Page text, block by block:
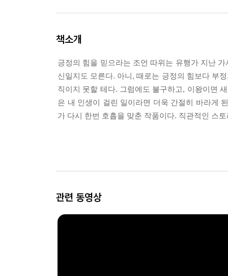
책소개
긍정의 힘을 믿으라는 조언 따위는 유행가 지난
신일지도 모른다. 아니, 때로는 긍정의 힘보다 부
직이지 못할 테다. 그럼에도 불구하고, 이왕이면
은 내 인생이 걸린 일이라면 더욱 간절히 바라게
가 다시 한번 호흡을 맞춘 작품이다. 직관적인 스
관련 동영상